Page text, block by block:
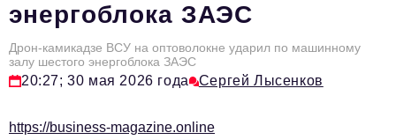
Инфраструктура развития
Технологии и тренды
Туризм
энергоблока ЗАЭС
Дрон-камикадзе ВСУ на оптоволокне ударил по машинному
залу шестого энергоблока ЗАЭС
20:27; 30 мая 2026 года Сергей Лысенков
https://business-magazine.online